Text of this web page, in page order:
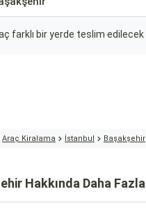
farklı bir yerde teslim edilecek
Araç Kiralama İstanbul Başakşehir
Hakkında Daha Fazla